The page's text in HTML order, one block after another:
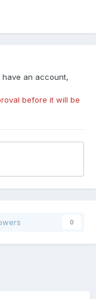
have an account,
before it will be
0